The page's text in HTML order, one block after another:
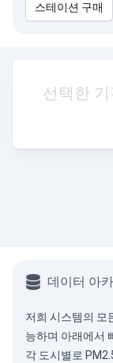
스테이션 구매
선택한
데이터 아
저희 시스템의 모
능하며 아래에서
각 도시별로